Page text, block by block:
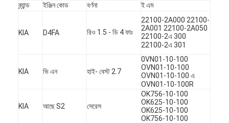
ব্র্যান্ড
ইঞ্জিন কোড বর্ণনা ই এম
KIA D4FA রিও 1.5 - ডি 4 ফাঃ
22100-2A000 22100-
2A001 22100-2A050
22100-2এ 300
22100-2এ 301
KIA ভি এন হাই- বেস্ট 2.7
0VN01-10-100
OVN01-10-100
OVN01-10-100 এ
OVN01-10-100R
KIA আছে S2 সেরেস
OK756-10-100
OK625-10-100
OK625-10-100
OK756-10-100